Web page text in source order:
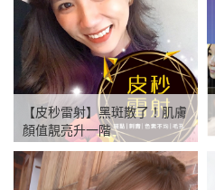
【皮秒雷射】黑斑散了！肌膚
顏值靚亮升一階